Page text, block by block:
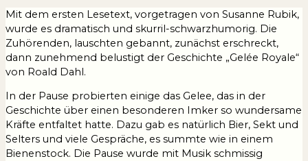
Mit dem ersten Lesetext, vorgetragen von Susanne Rubik,
wurde es dramatisch und skurril-schwarzhumorig. Die
Zuhörenden, lauschten gebannt, zunächst erschreckt,
dann zunehmend belustigt der Geschichte „Gelée Royale“
von Roald Dahl.
In der Pause probierten einige das Gelee, das in der
Geschichte über einen besonderen Imker so wundersame
Kräfte entfaltet hatte. Dazu gab es natürlich Bier, Sekt und
Selters und viele Gespräche, es summte wie in einem
Bienenstock. Die Pause wurde mit Musik schmissig